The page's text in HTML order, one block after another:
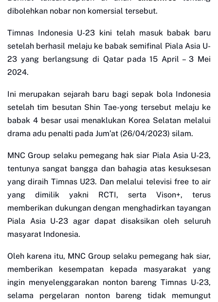
dibolehkan nobar non komersial tersebut.
Timnas Indonesia U-23 kini telah masuk babak baru
setelah berhasil melaju ke babak semifinal Piala Asia U-
23 yang berlangsung di Qatar pada 15 April – 3 Mei
2024.
Ini merupakan sejarah baru bagi sepak bola Indonesia
setelah tim besutan Shin Tae-yong tersebut melaju ke
babak 4 besar usai menaklukan Korea Selatan melalui
drama adu penalti pada Jum’at (26/04/2023) silam.
MNC Group selaku pemegang hak siar Piala Asia U-23,
tentunya sangat bangga dan bahagia atas kesuksesan
yang diraih Timnas U23. Dan melalui televisi free to air
yang dimilik yakni RCTI, serta Vison+, terus
memberikan dukungan dengan menghadirkan tayangan
Piala Asia U-23 agar dapat disaksikan oleh seluruh
masyarat Indonesia.
Oleh karena itu, MNC Group selaku pemegang hak siar,
memberikan kesempatan kepada masyarakat yang
ingin menyelenggarakan nonton bareng Timnas U-23,
selama pergelaran nonton bareng tidak memungut